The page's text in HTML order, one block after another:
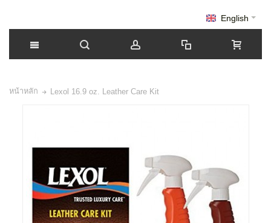
English
หน้าหลัก Lexol 16.9 oz. Leather Care Kit